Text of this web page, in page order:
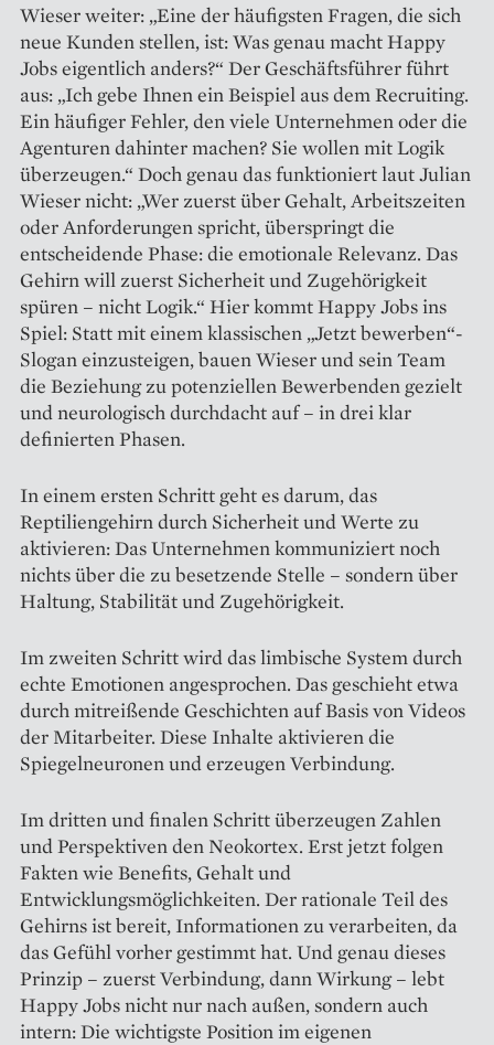
Wieser weiter: „Eine der häufigsten Fragen, die sich
neue Kunden stellen, ist: Was genau macht Happy
Jobs eigentlich anders?“ Der Geschäftsführer führt
aus: „Ich gebe ­Ihnen ein Beispiel aus dem Recruiting.
Ein häufiger Fehler, den viele Unternehmen oder die
Agenturen dahinter machen? Sie wollen mit Logik
überzeugen.“ Doch genau das funktioniert laut Julian
Wieser nicht: „Wer zuerst über Gehalt, Arbeitszeiten
oder Anforderungen spricht, überspringt die
entscheidende Phase: die emotionale Relevanz. Das
Gehirn will zuerst Sicherheit und Zugehörig­keit
spüren – nicht Logik.“ Hier kommt Happy Jobs ins
Spiel: Statt mit einem klassischen „Jetzt bewerben“-
Slogan einzusteigen, bauen Wieser und sein Team
die Beziehung zu potenziellen Bewerbenden gezielt
und neurologisch durchdacht auf – in drei klar
definierten Phasen.
In einem ersten Schritt geht es darum, das
Reptiliengehirn durch Sicherheit und Werte zu
aktivieren: Das Unternehmen kommuniziert noch
nichts über die zu besetzende ­Stelle – sondern über
Haltung, Sta­bilität und Zugehörigkeit.
Im zweiten Schritt wird das limbische System durch
echte Emotionen angesprochen. Das geschieht etwa
durch mitreißende Geschichten auf Basis von Videos
der Mitarbeiter. Diese Inhalte aktivieren die
Spiegelneuronen und erzeugen Verbindung.
Im dritten und finalen Schritt überzeugen Zahlen
und Perspektiven den Neokortex. Erst jetzt folgen
Fakten wie Benefits, Gehalt und
Entwicklungsmöglichkeiten. Der rationale Teil des
Gehirns ist bereit, Informationen zu verarbeiten, da
das Gefühl vorher gestimmt hat. Und genau dieses
Prinzip – zuerst Verbindung, dann Wirkung – lebt
Happy Jobs nicht nur nach außen, sondern auch
intern: Die wichtigste Position im eigenen